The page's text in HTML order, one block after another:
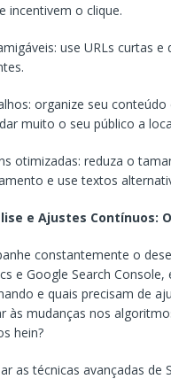
incentivem o clique.
use URLs curtas
organize seu
muito o seu público a
otimizadas: reduza o
e use textos
e Ajustes Contínuos: O
constantemente o
e Google Search
e quais precisam de
às mudanças nos
hein?
as técnicas avançadas de